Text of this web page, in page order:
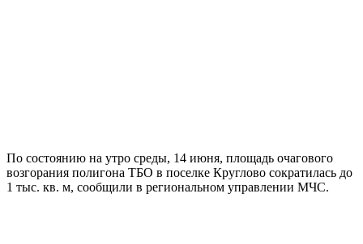
По состоянию на утро среды, 14 июня, площадь очагового
возгорания полигона ТБО в поселке Круглово сократилась до
1 тыс. кв. м, сообщили в региональном управлении МЧС.